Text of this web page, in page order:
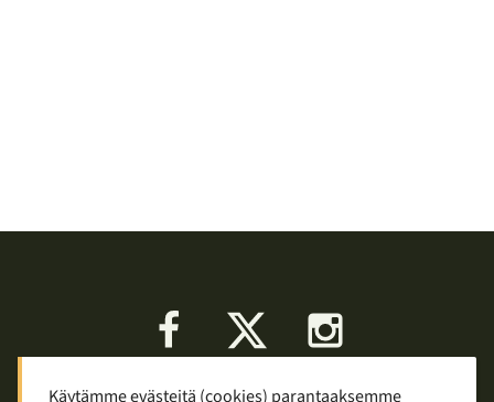
Facebook
Käytämme evästeitä (cookies) parantaaksemme